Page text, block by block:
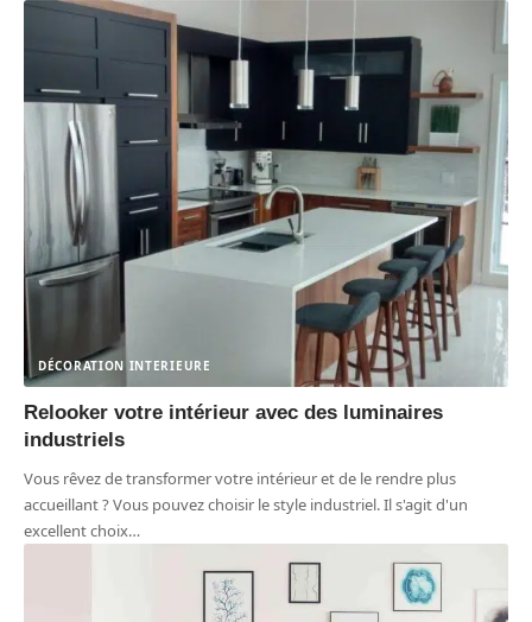
DÉCORATION INTERIEURE
Relooker votre intérieur avec des luminaires
industriels
Vous rêvez de transformer votre intérieur et de le rendre plus
accueillant ? Vous pouvez choisir le style industriel. Il s'agit d'un
excellent choix…